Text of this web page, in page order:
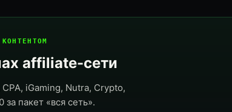
affiliate-сети
iGaming, Nutra, Crypto,
пакет «вся сеть».